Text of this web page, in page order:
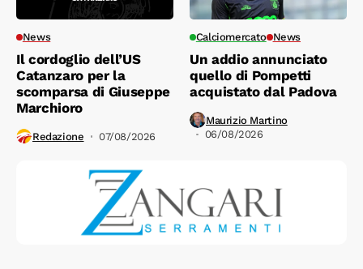
News
Il cordoglio dell’US
Catanzaro per la
scomparsa di Giuseppe
Marchioro
Redazione 07/08/2026
Calciomercato News
Un addio annunciato
quello di Pompetti
acquistato dal Padova
Maurizio Martino
06/08/2026